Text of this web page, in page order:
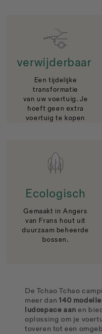
verwijderbaar
Een tijdelijke
transformatie
van uw voertuig. Je
hoeft geen extra
voertuig te kopen
Ecologisch
Gemaakt in Angers
van Frans hout uit
duurzaam beheerde
bossen.
De Tchao Tchao
meer dan140
ludospace aan en
oplossing om je
toveren tot een